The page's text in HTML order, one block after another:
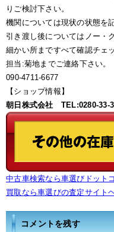
りご検討下さい。
機関については現状の状態を
引き渡し後についてはノー・
細かい所まですべて確認チェ
担当:菊地までご連絡下さい。
090-4711-6677
【ショップ情報】
朝日株式会社 TEL:0280-33-
中古車検索なら車選びドット
買取なら車選びの査定サイト
コメントを残す